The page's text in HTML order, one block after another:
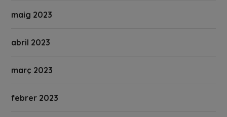
maig 2023
abril 2023
març 2023
febrer 2023